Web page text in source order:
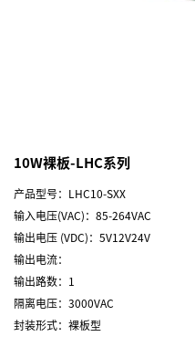
10W裸板-LHC系列
产品型号：LHC10-SXX
输入电压(VAC)：85-264VAC
输出电压 (VDC)：5V12V24V
输出电流：
输出路数：1
隔离电压：3000VAC
封装形式：裸板型